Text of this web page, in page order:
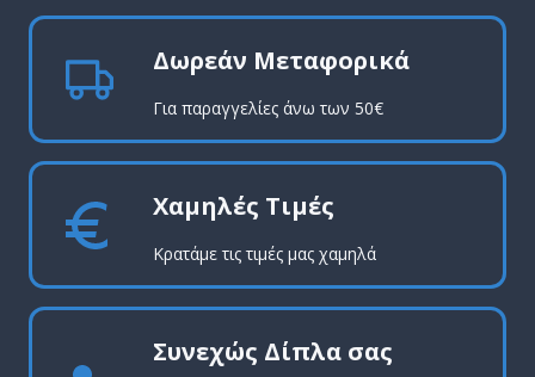
Δωρεάν Μεταφορικά
Για παραγγελίες άνω των 50€
Χαμηλές Τιμές
Κρατάμε τις τιμές μας χαμηλά
Συνεχώς Δίπλα σας